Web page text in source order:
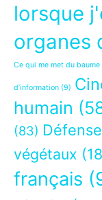
lorsque
organes
Ce qui me met du
d’information (9)
humain
(83) Défense
végétaux
français